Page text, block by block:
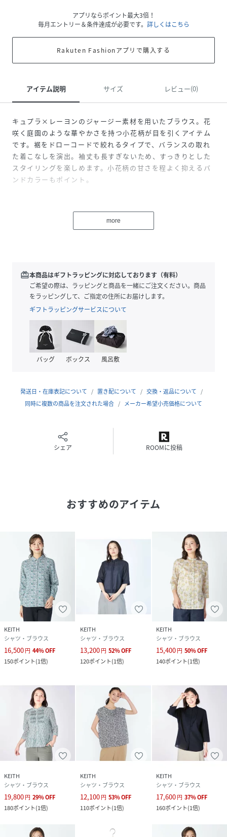
アプリならポイント最大3倍！
毎月エントリー＆条件達成が必要です。 詳しくはこちら
Rakuten Fashionアプリで購入する
アイテム説明 サイズ レビュー(0)
キュプラ×レーヨンのジャージー素材を用いたブラウス。花
咲く庭園のような華やかさを持つ小花柄が目を引くアイテム
です。裾をドローコードで絞れるタイプで、バランスの取れ
た着こなしを演出。袖丈も長すぎないため、すっきりとした
スタイリングを楽しめます。小花柄の甘さを程よく抑えるバ
ンドカラーもポイント。
味などの仕様が異なる場合がございます。予めご了承くださ
原産国 中国
素材 キュプラ55% レーヨン45%
42、44、48
NW8653_78278253272031
(78278253272031-39-42 NW8653
more
redeem本商品はギフトラッピングに対応しております（有料）
ご希望の際は、ラッピングと商品を一緒にご注文ください。商品
をラッピングして、ご指定の住所にお届けします。
ギフトラッピングサービスについて
バッグ ボックス 風呂敷
発送日・在庫表記について 置き配について
交換・返品について
同時に複数の商品を注文された場合
メーカー希望小売価格について
シェア ROOMに投稿
おすすめのアイテム
KEITH
シャツ・ブラウス
16,500円 44%OFF
150ポイント(1倍)
KEITH
シャツ・ブラウス
13,200円 52%OFF
120ポイント(1倍)
KEITH
シャツ・ブラウス
15,400円 50%OFF
140ポイント(1倍)
KEITH
シャツ・ブラウス
19,800円 29%OFF
180ポイント(1倍)
KEITH
シャツ・ブラウス
12,100円 53%OFF
110ポイント(1倍)
KEITH
シャツ・ブラウス
17,600円 37%OFF
160ポイント(1倍)